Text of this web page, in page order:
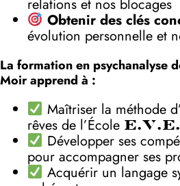
relations et nos blocages
Obtenir des clés
évolution personnelle et
La formation en psychanalyse
Moir apprend à :
Maîtriser la méthode
rêves de l’École
Développer ses
pour accompagner ses
Acquérir un langage